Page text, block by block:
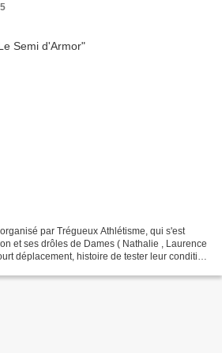
par Trégueux Athlétisme, qui s'est
et ses drôles de Dames ( Nathalie , Laurence
déplacement, histoire de tester leur condition